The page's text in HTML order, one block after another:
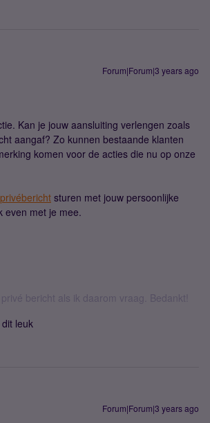
Forum|Forum|3 years ago
Kan je jouw aansluiting verlengen zoals
aangaf? Zo kunnen bestaande klanten
komen voor de acties die nu op onze
privébericht sturen met jouw persoonlijke
even met je mee.
bericht als ik daarom vraag. Bedankt!
leuk
Forum|Forum|3 years ago